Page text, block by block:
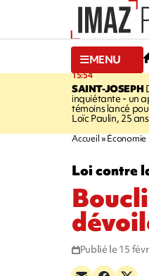
MENU
15:54
SAINT-JOSEPH
inquiétante - un
témoins lancé
Loïc Paulin, 25 ans
Accueil Économie
Loi contre
Publié le 15